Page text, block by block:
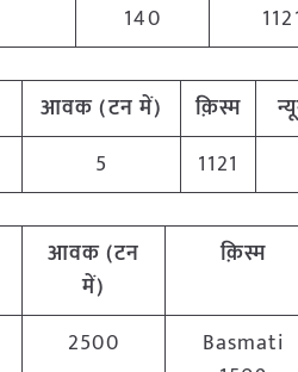
140
आवक (टन में) क़िस्म
5 1121
आवक (टन
में)
क़िस्म
2500
Basmati